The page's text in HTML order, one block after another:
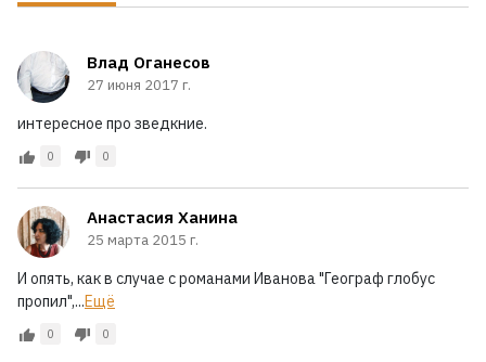
Влад Оганесов
27 июня 2017 г.
интересное про зведкние.
0 0
Анастасия Ханина
25 марта 2015 г.
И опять, как в случае с романами Иванова "Географ глобус
пропил",...Ещё
0 0